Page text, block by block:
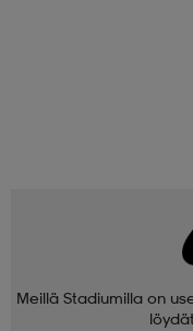
Meillä Stadiumilla on